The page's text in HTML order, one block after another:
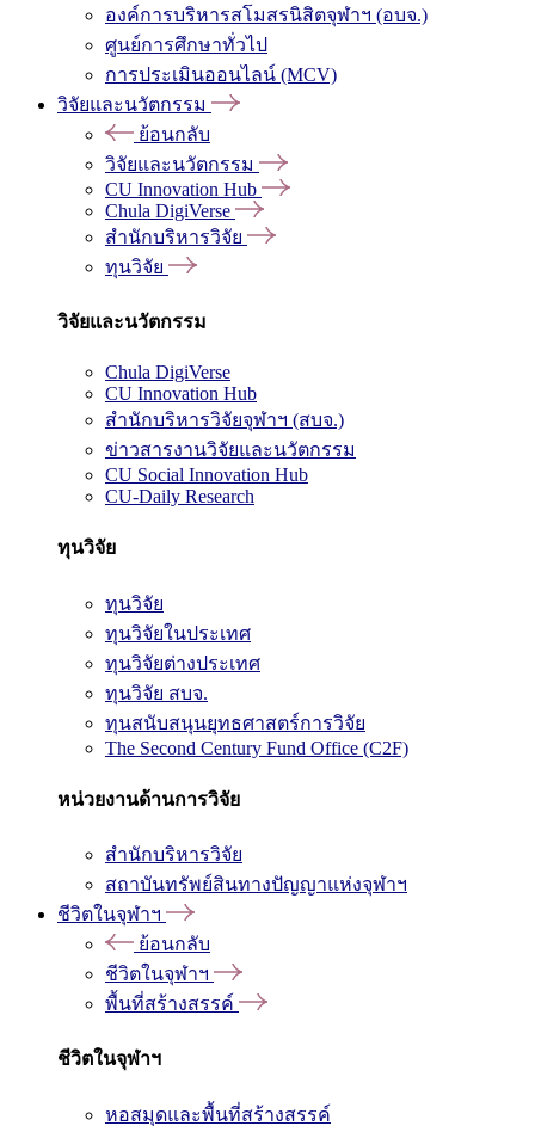
องค์การบริหารสโมสรนิสิตจุฬาฯ (อบจ.)
ศูนย์การศึกษาทั่วไป
การประเมินออนไลน์ (MCV)
วิจัยและนวัตกรรม
ย้อนกลับ
วิจัยและนวัตกรรม
CU Innovation Hub
Chula DigiVerse
สำนักบริหารวิจัย
ทุนวิจัย
วิจัยและนวัตกรรม
Chula DigiVerse
CU Innovation Hub
สำนักบริหารวิจัยจุฬาฯ (สบจ.)
ข่าวสารงานวิจัยและนวัตกรรม
CU Social Innovation Hub
CU-Daily Research
ทุนวิจัย
ทุนวิจัย
ทุนวิจัยในประเทศ
ทุนวิจัยต่างประเทศ
ทุนวิจัย สบจ.
ทุนสนับสนุนยุทธศาสตร์การวิจัย
The Second Century Fund Office (C2F)
หน่วยงานด้านการวิจัย
สำนักบริหารวิจัย
สถาบันทรัพย์สินทางปัญญาแห่งจุฬาฯ
ชีวิตในจุฬาฯ
ย้อนกลับ
ชีวิตในจุฬาฯ
พื้นที่สร้างสรรค์
ชีวิตในจุฬาฯ
หอสมุดและพื้นที่สร้างสรรค์